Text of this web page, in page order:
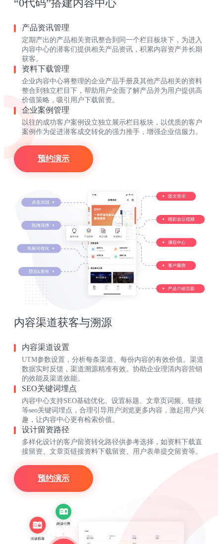
“0代码”搭建内容中心
产品资讯管理
定期产出的产品相关资讯整合到同一个栏目板块下，为进入
内容中心的潜客们提供相关产品资讯，积累内容资产并长期
获客。
资料下载管理
企业内容中心将整理的企业产品手册及其他产品相关的资料
整合到独立栏目下，帮助用户全面了解产品并为用户提供高
价值策略，吸引用户下载留资。
企业案例管理
以往的成功客户案例设立独立展示栏目板块，以优质的客户
案例作为促进潜客成交转化的强力推手，增强企业信服力。
预约演示
内容渠道获客与溯源
内容渠道设置
UTM参数设置，分析每条渠道、每份内容的有效价值。渠道
数据实时反馈，渠道溯源精准有效。协助企业理清内容营销
的效能及渠道效能。
SEO关键词埋点
内容中心支持SEO基础优化、设置标题、文章页词频、链接
等seo关键词埋点，合理引导用户浏览更多内容，激起用户兴
趣，让内容中心更有检索价值。
设计留资路径
多样化设计的客户留资转化路径供参考选择，如资料下载直
接留资、文章页链接资料下载留资、用户表单提交留资等。
预约演示